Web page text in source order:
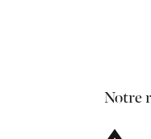
Notre